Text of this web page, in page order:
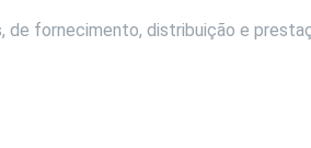
de fornecimento, distribuição e